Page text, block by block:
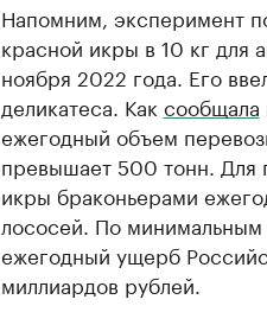
Напомним, эксперимент
красной икры в 10 кг для
ноября 2022 года. Его
деликатеса. Как сообщала
ежегодный объем
превышает 500 тонн. Для
икры браконьерами
лососей. По минимальным
ежегодный ущерб
миллиардов рублей.